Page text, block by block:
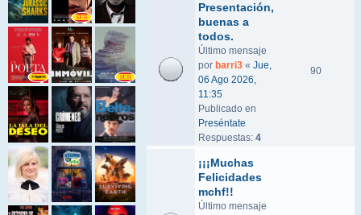
Presentación,
buenas a
todos.
Último mensaje
por barri3 « Jue,
06 Ago 2026,
11:35
Publicado en
Preséntate
Respuestas: 4
90
¡¡¡Muchas
Felicidades
mchf!!
Último mensaje